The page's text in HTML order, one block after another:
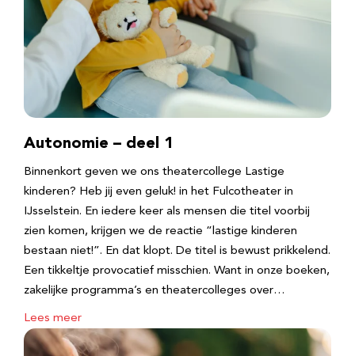
Autonomie – deel 1
Binnenkort geven we ons theatercollege Lastige
kinderen? Heb jij even geluk! in het Fulcotheater in
IJsselstein. En iedere keer als mensen die titel voorbij
zien komen, krijgen we de reactie “lastige kinderen
bestaan niet!”. En dat klopt. De titel is bewust prikkelend.
Een tikkeltje provocatief misschien. Want in onze boeken,
zakelijke programma’s en theatercolleges over…
Lees meer